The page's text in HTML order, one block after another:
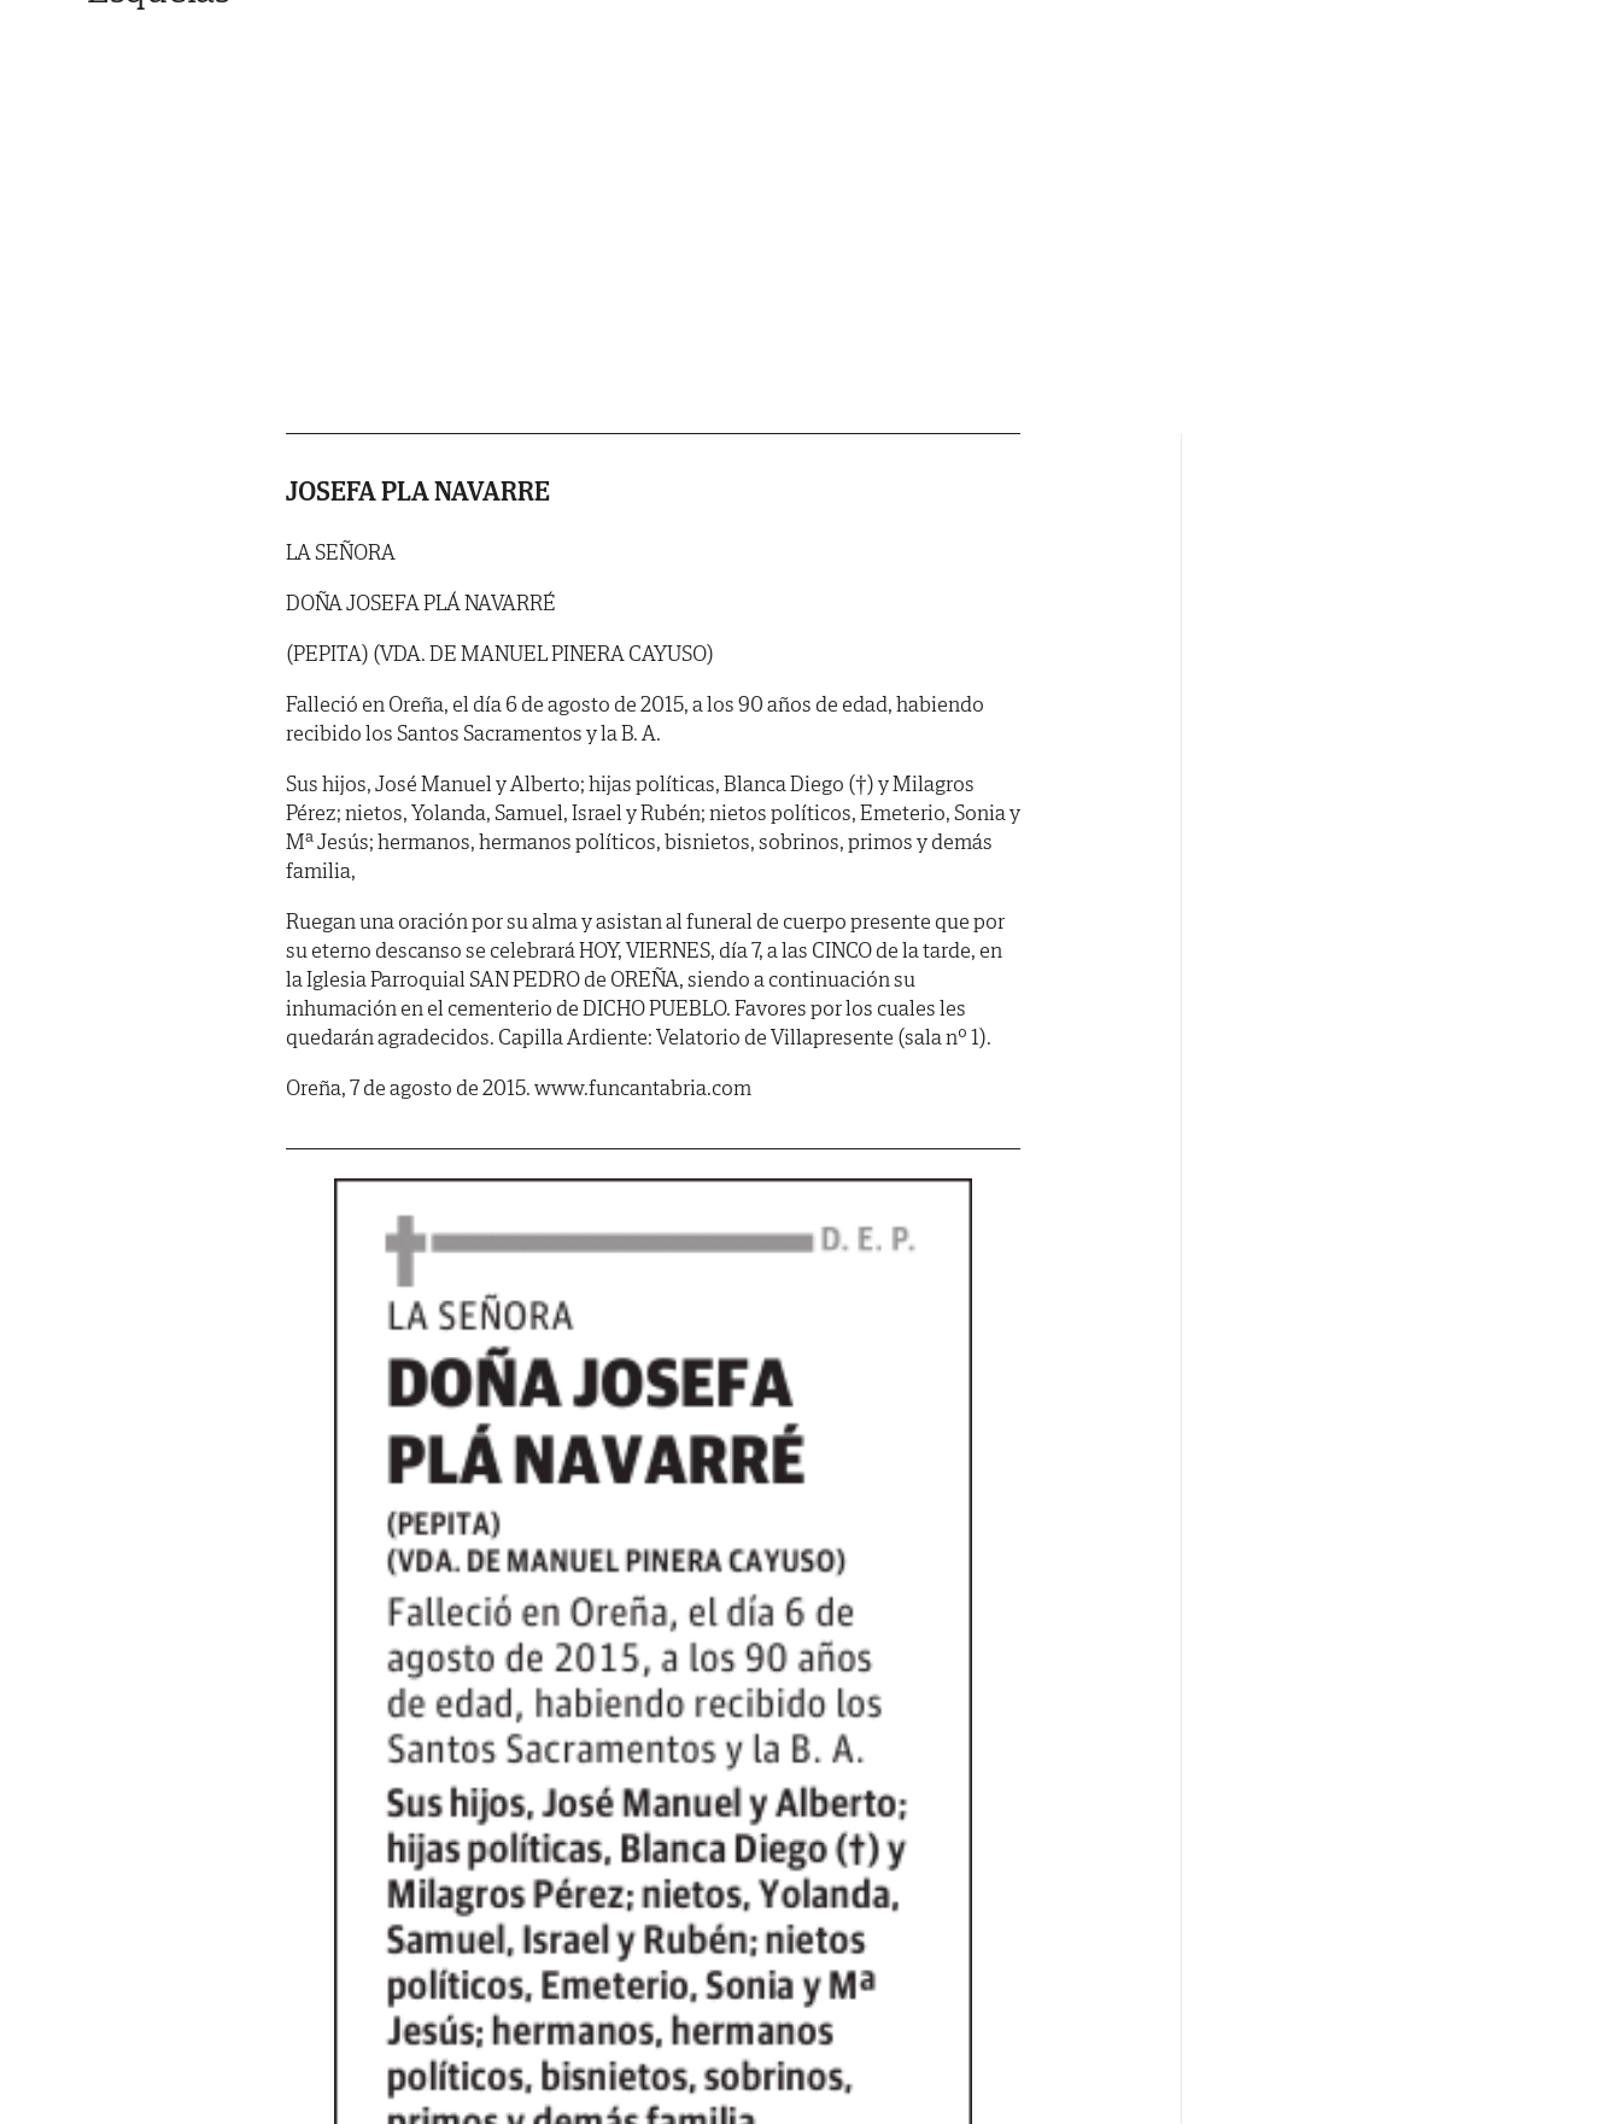
JOSEFA PLA NAVARRE
LA SEÑORA
DOÑA JOSEFA PLÁ NAVARRÉ
(PEPITA) (VDA. DE MANUEL PINERA CAYUSO)
Falleció en Oreña, el día 6 de agosto de 2015, a los 90 años de edad, habiendo
recibido los Santos Sacramentos y la B. A.
Sus hijos, José Manuel y Alberto; hijas políticas, Blanca Diego (†) y Milagros
Pérez; nietos, Yolanda, Samuel, Israel y Rubén; nietos políticos, Emeterio, Sonia y
Mª Jesús; hermanos, hermanos políticos, bisnietos, sobrinos, primos y demás
familia,
Ruegan una oración por su alma y asistan al funeral de cuerpo presente que por
su eterno descanso se celebrará HOY, VIERNES, día 7, a las CINCO de la tarde, en
la Iglesia Parroquial SAN PEDRO de OREÑA, siendo a continuación su
inhumación en el cementerio de DICHO PUEBLO. Favores por los cuales les
quedarán agradecidos. Capilla Ardiente: Velatorio de Villapresente (sala nº 1).
Oreña, 7 de agosto de 2015. www.funcantabria.com